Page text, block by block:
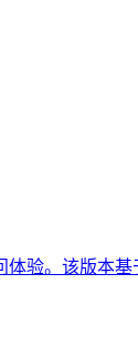
验。该版本